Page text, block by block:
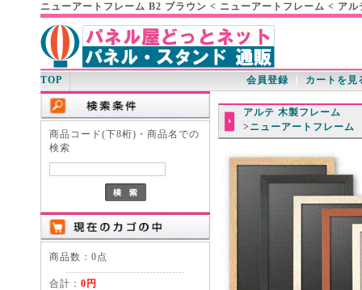
ニューアートフレーム B2 ブラウン < ニューアートフレーム < ア
TOP 会員登録 カートを見
商品コード(下8桁)・商品名での
検索
商品数：0点
合計： 0円
アルテ 木製フレーム
> ニューアートフレーム